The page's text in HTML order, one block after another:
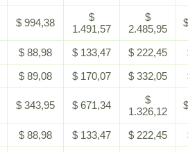
$ 994,38
$
1.491,57
$
2.485,95
$ 88,98 $ 133,47 $ 222,45
$ 89,08 $ 170,07 $ 332,05
$ 343,95 $ 671,34
$
1.326,12
$ 88,98 $ 133,47 $ 222,45